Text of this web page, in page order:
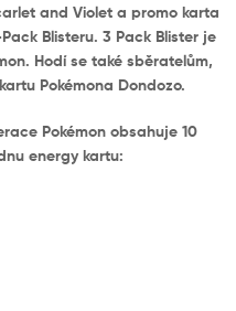
and Violet a promo karta
Blisteru. 3 Pack Blister je
Hodí se také sběratelům,
Pokémona Dondozo.
Pokémon obsahuje 10
energy kartu: